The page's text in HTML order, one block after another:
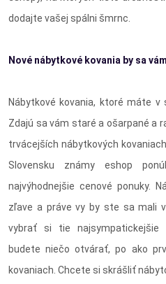
dodajte vašej spálni šmrnc.
Nové nábytkové kovania by sa
Nábytkové kovania, ktoré máte v
Zdajú sa vám staré a ošarpané a
trvácejších nábytkových
Slovensku známy eshop
najvýhodnejšie cenové ponuky.
zľave a práve vy by ste sa mali
vybrať si tie najsympatickejšie
budete niečo otvárať, po ako
kovaniach. Chcete si skrášliť